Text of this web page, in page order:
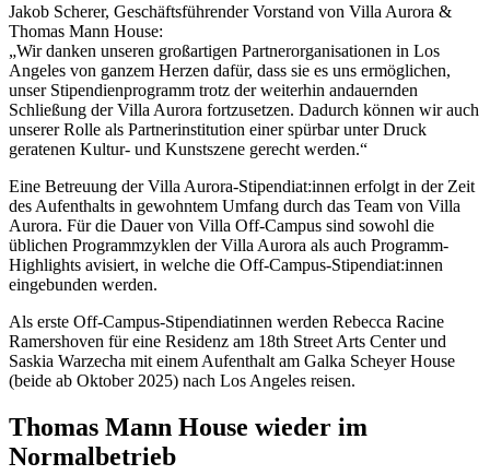
Jakob Scherer, Geschäftsführender Vorstand von Villa Aurora &
Thomas Mann House:
„Wir danken unseren großartigen Partnerorganisationen in Los
Angeles von ganzem Herzen dafür, dass sie es uns ermöglichen,
unser Stipendienprogramm trotz der weiterhin andauernden
Schließung der Villa Aurora fortzusetzen. Dadurch können wir auch
unserer Rolle als Partnerinstitution einer spürbar unter Druck
geratenen Kultur- und Kunstszene gerecht werden.“
Eine Betreuung der Villa Aurora-Stipendiat:innen erfolgt in der Zeit
des Aufenthalts in gewohntem Umfang durch das Team von Villa
Aurora. Für die Dauer von Villa Off-Campus sind sowohl die
üblichen Programmzyklen der Villa Aurora als auch Programm-
Highlights avisiert, in welche die Off-Campus-Stipendiat:innen
eingebunden werden.
Als erste Off-Campus-Stipendiatinnen werden Rebecca Racine
Ramershoven für eine Residenz am 18th Street Arts Center und
Saskia Warzecha mit einem Aufenthalt am Galka Scheyer House
(beide ab Oktober 2025) nach Los Angeles reisen.
Thomas Mann House wieder im
Normalbetrieb